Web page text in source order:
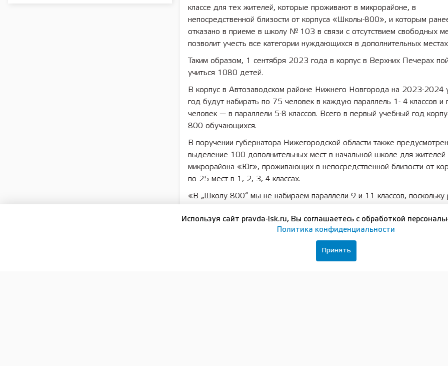
классе для тех жителей, которые проживают в микрорайоне, в
непосредственной близости от корпуса «Школы-800», и которым
отказано в приеме в школу № 103 в связи с отсутствием свободных
позволит учесть все категории нуждающихся в дополнительных
Таким образом, 1 сентября 2023 года в корпус в Верхних Печерах
учиться 1080 детей.
В корпус в Автозаводском районе Нижнего Новгорода на 2023-2024
год будут набирать по 75 человек в каждую параллель 1- 4 классов и
человек — в параллели 5-8 классов. Всего в первый учебный год
800 обучающихся.
В поручении губернатора Нижегородской области также
выделение 100 дополнительных мест в начальной школе для жителей
микрорайона «Юг», проживающих в непосредственной близости от
по 25 мест в 1, 2, 3, 4 классах.
«В „Школу 800“ мы не набираем параллели 9 и 11 классов, поскольку
пятибалльной системы, которую использует большинство школ.
новый формат потребовал бы от учеников дополнительной
затраты ресурсов. В случае с выпускными классами это может отвлечь
подготовки к экзаменам и усугубить стрессовую ситуацию, что,
Используя сайт pravda-lsk.ru, Вы соглашаетесь с обработкой
Политика конфиденциальности
Принять